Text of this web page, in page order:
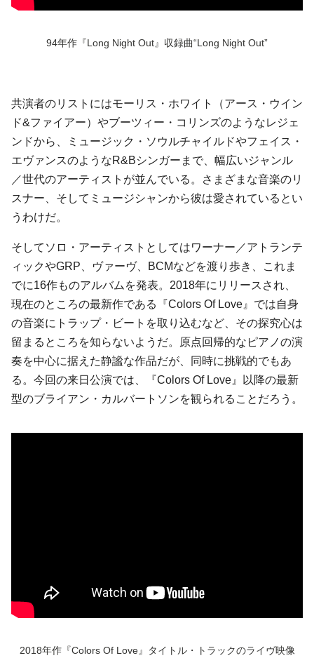
94年作『Long Night Out』収録曲“Long Night Out”
共演者のリストにはモーリス・ホワイト（アース・ウイン
ド&ファイアー）やブーツィー・コリンズのようなレジェ
ンドから、ミュージック・ソウルチャイルドやフェイス・
エヴァンスのようなR&Bシンガーまで、幅広いジャンル
／世代のアーティストが並んでいる。さまざまな音楽のリ
スナー、そしてミュージシャンから彼は愛されているとい
うわけだ。
そしてソロ・アーティストとしてはワーナー／アトランテ
ィックやGRP、ヴァーヴ、BCMなどを渡り歩き、これま
でに16作ものアルバムを発表。2018年にリリースされ、
現在のところの最新作である『Colors Of Love』では自身
の音楽にトラップ・ビートを取り込むなど、その探究心は
留まるところを知らないようだ。原点回帰的なピアノの演
奏を中心に据えた静謐な作品だが、同時に挑戦的でもあ
る。今回の来日公演では、『Colors Of Love』以降の最新
型のブライアン・カルバートソンを観られることだろう。
2018年作『Colors Of Love』タイトル・トラックのライヴ映像